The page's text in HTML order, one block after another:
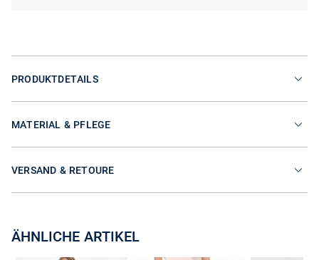
PRODUKTDETAILS
MATERIAL & PFLEGE
VERSAND & RETOURE
ÄHNLICHE ARTIKEL